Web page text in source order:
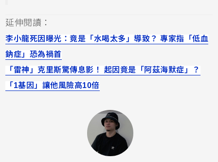
延伸閱讀：
李小龍死因曝光：竟是「水喝太多」導致？ 專家指「低血
鈉症」恐為禍首
「雷神」克里斯驚傳息影！ 起因竟是「阿茲海默症」？
「1基因」讓他風險高10倍